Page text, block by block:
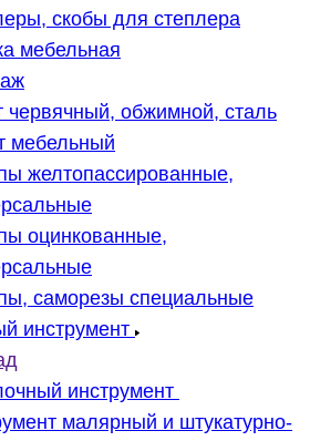
скобы для степлера
мебельная
червячный, обжимной, сталь
мебельный
желтопассированные,
оцинкованные,
саморезы специальные
инструмент
инструмент
малярный и штукатурно-